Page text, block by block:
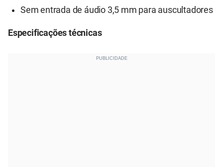
Sem entrada de áudio 3,5 mm para auscultadores
Especificações técnicas